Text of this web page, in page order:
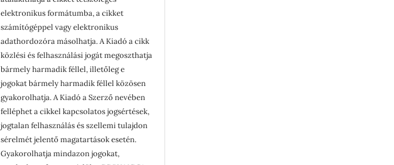
elektronikus formátumba, a cikket
számítógéppel vagy elektronikus
adathordozóra másolhatja. A Kiadó a cikk
közlési és felhasználási jogát megoszthatja
bármely harmadik féllel, illetőleg e
jogokat bármely harmadik féllel közösen
gyakorolhatja. A Kiadó a Szerző nevében
felléphet a cikkel kapcsolatos jogsértések,
jogtalan felhasználás és szellemi tulajdon
sérelmét jelentő magatartások esetén.
Gyakorolhatja mindazon jogokat,